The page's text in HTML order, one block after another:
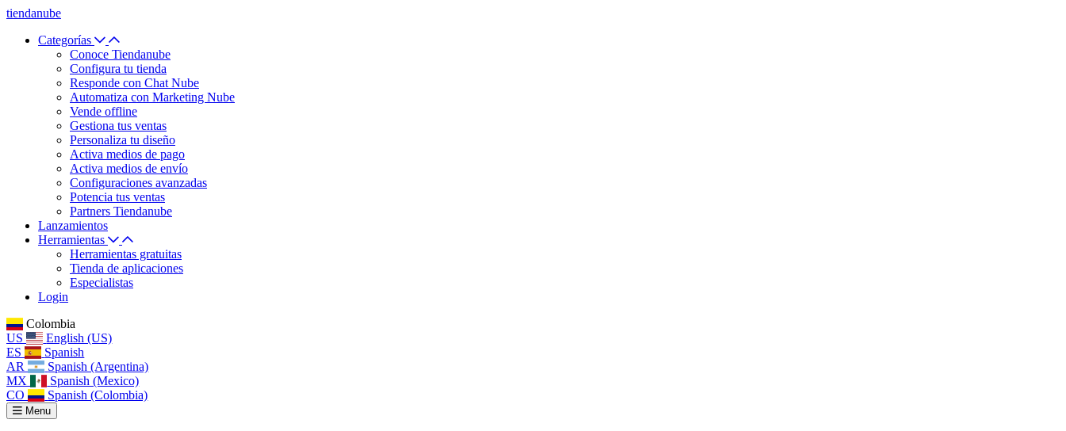
tiendanube
Categorías
Conoce Tiendanube
Configura tu tienda
Responde con Chat Nube
Automatiza con Marketing Nube
Vende offline
Gestiona tus ventas
Personaliza tu diseño
Activa medios de pago
Activa medios de envío
Configuraciones avanzadas
Potencia tus ventas
Partners Tiendanube
Lanzamientos
Herramientas
Herramientas gratuitas
Tienda de aplicaciones
Especialistas
Login
Colombia
US
English (US)
ES
Spanish
AR
Spanish (Argentina)
MX
Spanish (Mexico)
CO
Spanish (Colombia)
Menu